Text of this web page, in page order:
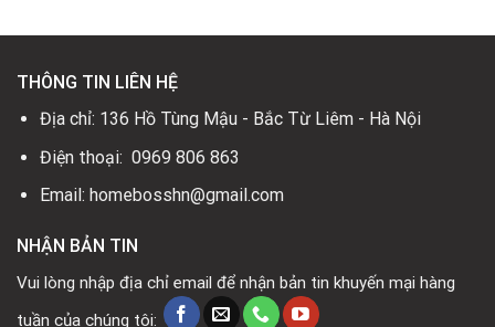
THÔNG TIN LIÊN HỆ
Địa chỉ: 136 Hồ Tùng Mậu - Bắc Từ Liêm - Hà Nội
Điện thoại: 0969 806 863
Email: homebosshn@gmail.com
NHẬN BẢN TIN
Vui lòng nhập địa chỉ email để nhận bản tin khuyến mại hàng
tuần của chúng tôi: